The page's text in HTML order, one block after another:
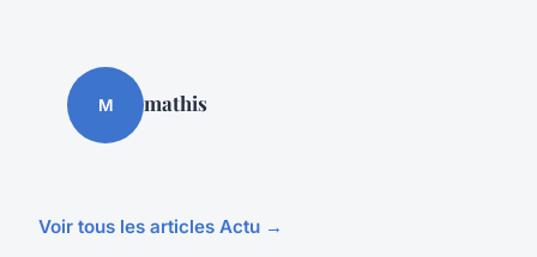
M mathis
Voir tous les articles Actu →